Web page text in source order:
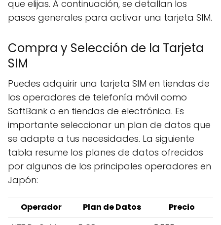
que elijas. A continuación, se detallan los
pasos generales para activar una tarjeta SIM.
Compra y Selección de la Tarjeta
SIM
Puedes adquirir una tarjeta SIM en tiendas de
los operadores de telefonía móvil como
SoftBank o en tiendas de electrónica. Es
importante seleccionar un plan de datos que
se adapte a tus necesidades. La siguiente
tabla resume los planes de datos ofrecidos
por algunos de los principales operadores en
Japón:
Operador Plan de Datos
Precio